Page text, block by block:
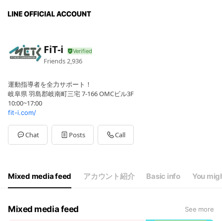
FiT-i
Friends 2,936
運動指導者を全力サポート！
岐阜県 羽島郡岐南町三宅 7-166 OMCビル3F
10:00~17:00
fit-i.com/
Chat Posts Call
Mixed media feed アカウント紹介 Basic info You
Mixed media feed See more